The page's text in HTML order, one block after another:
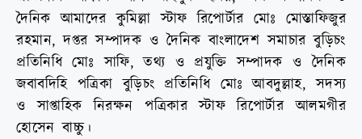
দৈনিক আমাদের কুমিল্লা স্টাফ রিপোর্টার মোঃ মোস্তাফিজুর
রহমান, দপ্তর সম্পাদক ও দৈনিক বাংলাদেশ সমাচার বুড়িচং
প্রতিনিধি মোঃ সাফি, তথ্য ও প্রযুক্তি সম্পাদক ও দৈনিক
জবাবদিহি পত্রিকা বুড়িচং প্রতিনিধি মোঃ আবদুল্লাহ, সদস্য
ও সাপ্তাহিক নিরক্ষন পত্রিকার স্টাফ রিপোর্টার আলমগীর
হোসেন বাচ্চু।